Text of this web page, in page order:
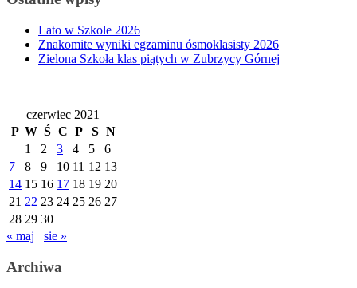
Lato w Szkole 2026
Znakomite wyniki egzaminu ósmoklasisty 2026
Zielona Szkoła klas piątych w Zubrzycy Górnej
czerwiec 2021
P W Ś C P S N
1
2 3 4 5
6
7
8 9 10 11 12 13
14 15 16 17 18 19 20
21 22 23 24 25 26 27
28 29 30
« maj
sie »
Archiwa